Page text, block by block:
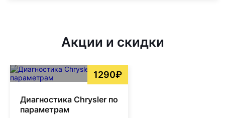
Акции и скидки
1290₽
Диагностика Chrysler по
параметрам